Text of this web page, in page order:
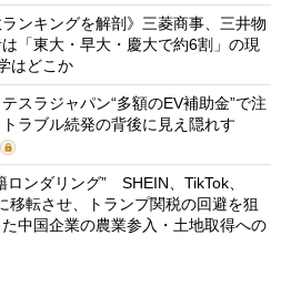
ランキングを解剖》三菱商事、三井物
「東大・早大・慶大で約6割」の現
はどこか
スラジャパン“多額のEV補助金”で注
ラブル続発の背後に見え隠れす
ロンダリング” SHEIN、TikTok、
転させ、トランプ関税の回避を狙
中国企業の農業参入・土地取得への